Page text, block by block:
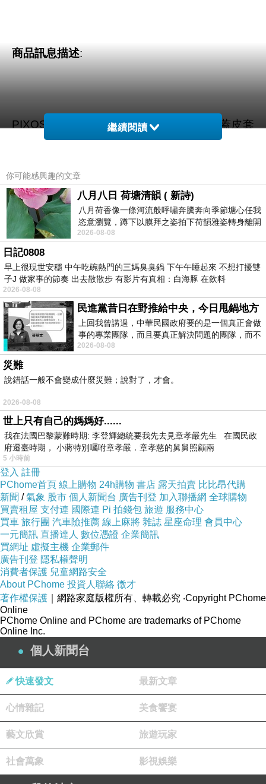
商品訊息描述:
PIXOSTYLE iPad mini / Retina 超輕薄翻蓋皮套
大野狼
以為相遇的
是白馬王子
殊不知是一
匹大野狼，
以為浪漫的
邂逅卻是惡
夢的開場，
你是愛情裡
的金光黨，
曾經我的耳
朵愛聽你的
蜜糖，
慶幸喝了一
碗夢婆湯，
夢一場，
也許我貪心
的太荒唐，
但不再覬覦
繼續閱讀
你可能感興趣的文章
八月八日 荷塘清韻 ( 新詩)
八月荷香像一條河流般呼嘯奔騰奔向季節塘心任我
恣意瀏覽，蹲下以膜拜之姿拍下荷韻雅姿轉身離開
時我把美麗的遐想掛在亭亭葉柄上盼望
2026-08-08
日記0808
早上很現世安穩 中午吃碗熱門的三媽臭臭鍋 下午午睡起來 不想打擾雙
子J 做家事的節奏 出去散散步 有影片有真相：白海豚 在飲料
2026-08-08
民進黨昔日在野推給中央，今日甩鍋地方
上回我曾講過，中華民國政府要的是一個真正會做
事的專業團隊，而且要真正解決問題的團隊，而不
是只會到處甩鍋的雙標團隊，最近民進黨
2026-08-08
災難
說錯話一般不會變成什麼災難；說對了，才會。
2026-08-08
世上只有自己的媽媽好......
我在法國巴黎蒙難時期: 李登輝總統要我先去見章孝嚴先生 在國民政
府遷臺時期， 小蔣特別囑咐章孝嚴．章孝慈的舅舅照顧兩
5 小時前
登入 註冊
PChome首頁 線上購物 24h購物 書店 露天拍賣 比比昂代購
新聞 /氣象 股市 個人新聞台 廣告刊登 加入聯播網 全球購物
買賣租屋 支付連 國際連 Pi 拍錢包 旅遊 服務中心
買車 旅行團 汽車險推薦 線上麻將 雜誌 星座命理 會員中心
一元簡訊 直播達人 數位憑證 企業簡訊
買網址 虛擬主機 企業郵件
廣告刊登 隱私權聲明
消費者保護 兒童網路安全
About PChome 投資人聯絡 徵才
著作權保護 ｜網路家庭版權所有、轉載必究 ‧Copyright PChome
Online
PChome Online and PChome are trademarks of PChome
Online Inc.
個人新聞台
快速發文 最新文章
心情雜記 美食饗宴
藝文欣賞 旅遊玩家
社會萬象 影視娛樂